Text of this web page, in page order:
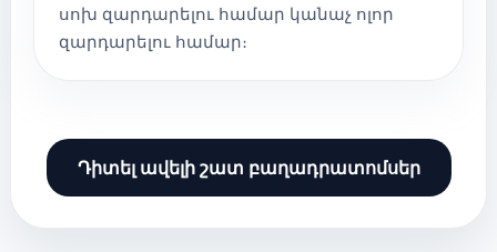
սոխ զարդարելու համար կանաչ ոլոր
զարդարելու համար։
Դիտել ավելի շատ բաղադրատոմսեր